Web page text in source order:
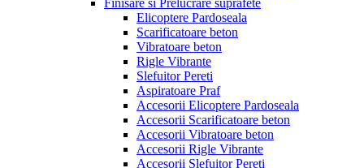
Finisare si Prelucrare suprafete
Elicoptere Pardoseala
Scarificatoare beton
Vibratoare beton
Rigle Vibrante
Slefuitor Pereti
Aspiratoare Praf
Accesorii Elicoptere Pardoseala
Accesorii Scarificatoare beton
Accesorii Vibratoare beton
Accesorii Rigle Vibrante
Accesorii Slefuitor Pereti